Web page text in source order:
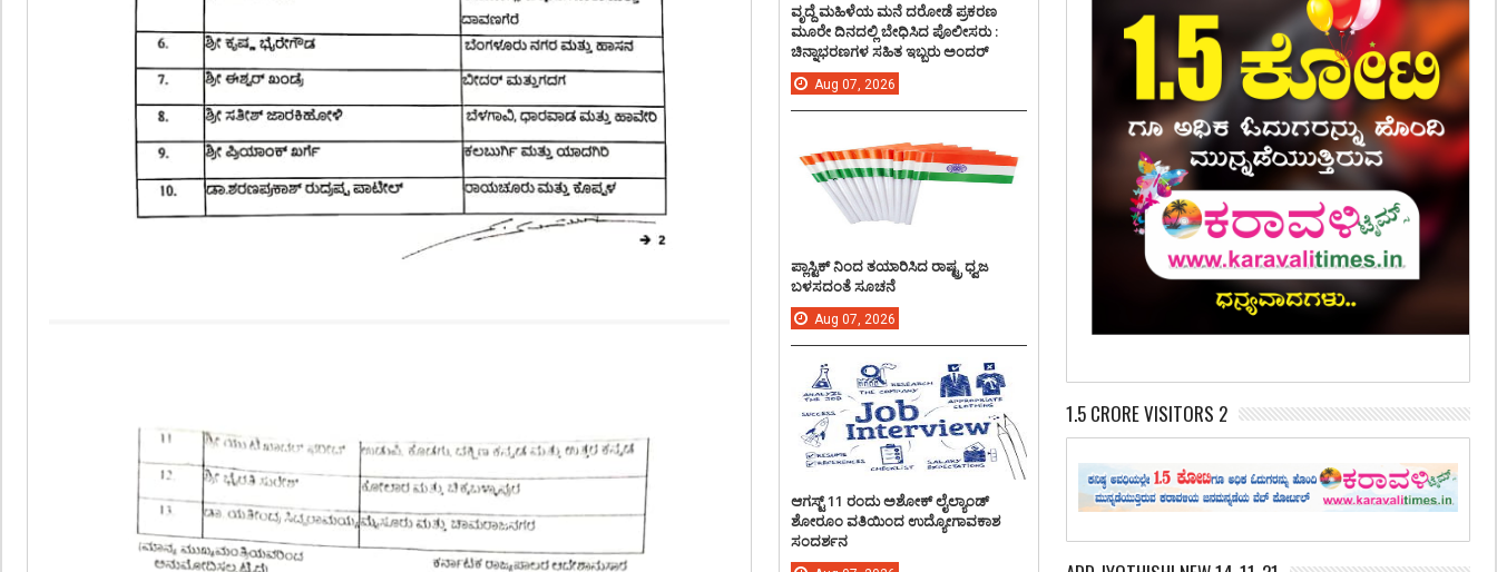
1.5 CRORE VISITORS 2
ವೃದ್ದೆ ಮಹಿಳೆಯ ಮನೆ ದರೋಡೆ ಪ್ರಕರಣ
ಮೂರೇ ದಿನದಲ್ಲಿ ಬೇಧಿಸಿದ ಪೊಲೀಸರು :
ಚಿನ್ನಾಭರಣಗಳ ಸಹಿತ ಇಬ್ಬರು ಅಂದರ್
Aug 07, 2026
ಪ್ಲಾಸ್ಟಿಕ್ ನಿಂದ ತಯಾರಿಸಿದ ರಾಷ್ಟ್ರ ಧ್ವಜ
ಬಳಸದಂತೆ ಸೂಚನೆ
Aug 07, 2026
ಆಗಸ್ಟ್ 11 ರಂದು ಅಶೋಕ್ ಲೈಲ್ಯಾಂಡ್
ಶೋರೂಂ ವತಿಯಿಂದ ಉದ್ಯೋಗಾವಕಾಶ
ಸಂದರ್ಶನ